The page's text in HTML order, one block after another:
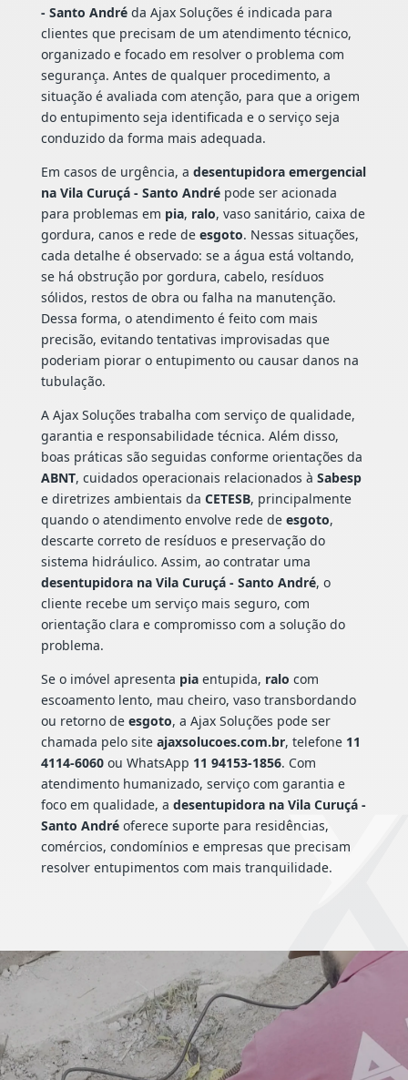
- Santo Andréda Ajax Soluções é indicada para
clientes que precisam de um atendimento técnico,
organizado e focado em resolver o problema com
segurança. Antes de qualquer procedimento, a
situação é avaliada com atenção, para que a origem
do entupimento seja identificada e o serviço seja
conduzido da forma mais adequada.
Em casos de urgência, a desentupidora emergencial
na Vila Curuçá - Santo Andrépode ser acionada
para problemas em pia, ralo, vaso sanitário, caixa de
gordura, canos e rede de esgoto. Nessas situações,
cada detalhe é observado: se a água está voltando,
se há obstrução por gordura, cabelo, resíduos
sólidos, restos de obra ou falha na manutenção.
Dessa forma, o atendimento é feito com mais
precisão, evitando tentativas improvisadas que
poderiam piorar o entupimento ou causar danos na
tubulação.
A Ajax Soluções trabalha com serviço de qualidade,
garantia e responsabilidade técnica. Além disso,
boas práticas são seguidas conforme orientações da
ABNT, cuidados operacionais relacionados à Sabesp
e diretrizes ambientais da CETESB, principalmente
quando o atendimento envolve rede de esgoto,
descarte correto de resíduos e preservação do
sistema hidráulico. Assim, ao contratar uma
desentupidora na Vila Curuçá - Santo André, o
cliente recebe um serviço mais seguro, com
orientação clara e compromisso com a solução do
problema.
Se o imóvel apresenta piaentupida, ralo com
escoamento lento, mau cheiro, vaso transbordando
ou retorno de esgoto, a Ajax Soluções pode ser
chamada pelo site ajaxsolucoes.com.br, telefone 11
4114-6060ou WhatsApp 11 94153-1856. Com
atendimento humanizado, serviço com garantia e
foco em qualidade, a desentupidora na Vila Curuçá -
Santo Andréoferece suporte para residências,
comércios, condomínios e empresas que precisam
resolver entupimentos com mais tranquilidade.